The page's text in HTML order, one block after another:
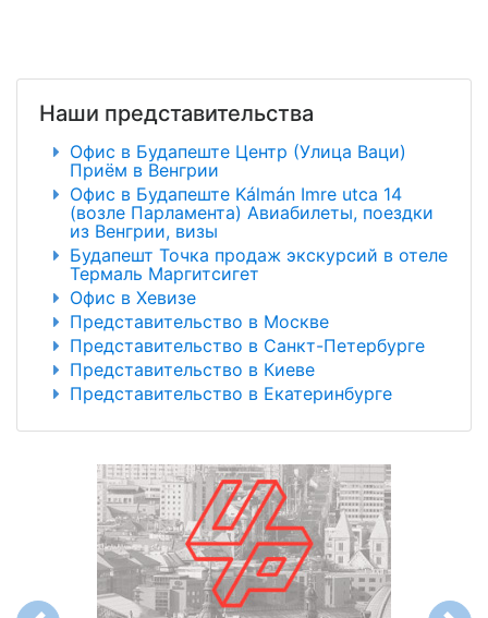
Наши представительства
Офис в Будапеште Центр (Улица Ваци)
Приём в Венгрии
Офис в Будапеште Kálmán Imre utca 14
(возле Парламента) Авиабилеты, поездки
из Венгрии, визы
Будапешт Точка продаж экскурсий в отеле
Термаль Маргитсигет
Офис в Хевизе
Представительство в Москве
Представительство в Санкт-Петербурге
Представительство в Киеве
Представительство в Екатеринбурге